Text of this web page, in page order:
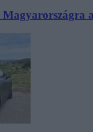
Magyarországra